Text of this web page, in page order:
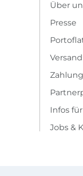
Über
Presse
Infos
Jobs &